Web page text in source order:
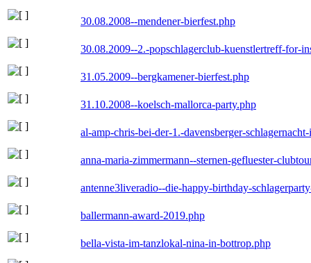
30.08.2008--mendener-bierfest.php
30.08.2009--2.-popschlagerclub-kuenstlertreff-for-
31.05.2009--bergkamener-bierfest.php
31.10.2008--koelsch-mallorca-party.php
al-amp-chris-bei-der-1.-davensberger-
anna-maria-zimmermann--sternen-gefluester-
antenne3liveradio--die-happy-birthday-
ballermann-award-2019.php
bella-vista-im-tanzlokal-nina-in-bottrop.php